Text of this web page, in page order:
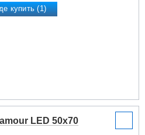
купить (1)
LED 50x70